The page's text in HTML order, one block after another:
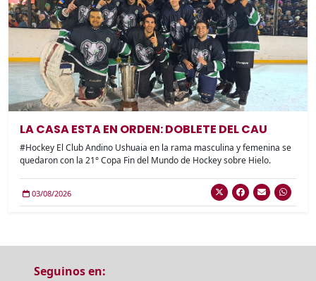
LA CASA ESTA EN ORDEN: DOBLETE DEL CAU
#Hockey El Club Andino Ushuaia en la rama masculina y femenina se
quedaron con la 21° Copa Fin del Mundo de Hockey sobre Hielo.
03/08/2026
Seguinos en: